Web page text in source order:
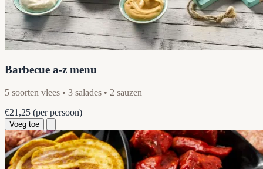
Barbecue a-z menu
5 soorten vlees • 3 salades • 2 sauzen
€21,25 (per persoon)
Voeg toe